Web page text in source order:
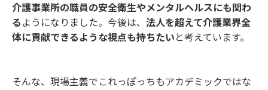
介護事業所の職員の安全衛生やメンタルヘルスにも関わ
る ようになりました。今後は、 法人を超えて介護業界全
体に貢献できるような視点も持ちたい と考えています。
そんな、現場主義でこれっぽっちもアカデミックではな